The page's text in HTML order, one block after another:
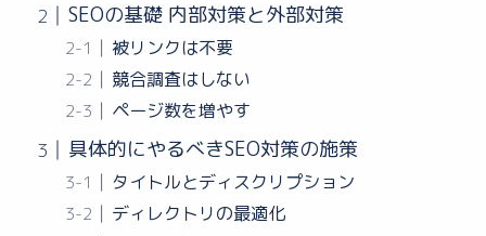
SEOの基礎 内部対策と外部対策
被リンクは不要
競合調査はしない
ページ数を増やす
具体的にやるべきSEO対策の施策
タイトルとディスクリプション
ディレクトリの最適化